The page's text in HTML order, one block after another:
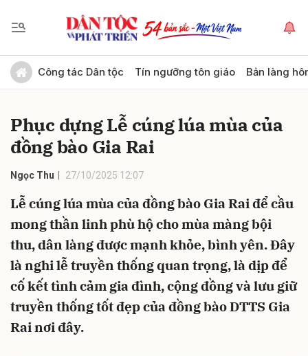
Công tác Dân tộc Tín ngưỡng tôn giáo Bản làng
Phục dựng Lễ cúng lúa mùa của
đồng bào Gia Rai
Ngọc Thu 27/10/2025 12:07
Lễ cúng lúa mùa của đồng bào Gia Rai để cầu
mong thần linh phù hộ cho mùa màng bội
thu, dân làng được mạnh khỏe, bình yên. Đây
là nghi lễ truyền thống quan trọng, là dịp để
cố kết tình cảm gia đình, cộng đồng và lưu giữ
truyền thống tốt đẹp của đồng bào DTTS Gia
Rai nơi đây.
Gửi bình luận
Hủy Gửi